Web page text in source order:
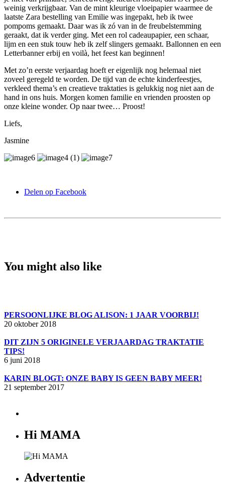
weinig verkrijgbaar. Van de mint kleurige vloeipapier waarmee de
laatste Zara bestelling van Emilie was ingepakt, heb ik twee
pompoms gemaakt. Daar was ik zó van in de freubelstemming
geraakt, dat ik verder ging. Met een rol cadeaupapier, een schaar,
lijm en een stuk touw heb ik zelf slingers gemaakt. Ballonnen en een
Letterbanner erbij en voilà, het feest kan beginnen!
Met zo’n eerste verjaardag hoeft er eigenlijk nog helemaal niet
zoveel geregeld te worden. De tijd van de echte kinderfeestjes,
verkleed thema’s en creatieve traktaties is gelukkig nog niet aan de
hand in ons huis. Morgen komen familie en vrienden proosten op
onze kleine wonder. Op naar twee… Proost!
Liefs,
Jasmine
Delen op Facebook
You might also like
PERSOONLIJKE BLOG ALISON: 1 JAAR VOORBIJ!
20 oktober 2018
DIT ZIJN 5 ORIGINELE VERJAARDAG TRAKTATIE
TIPS!
6 juni 2018
KARIN BLOGT: ONZE BABY IS GEEN BABY MEER!
21 september 2017
Hi MAMA
Advertentie